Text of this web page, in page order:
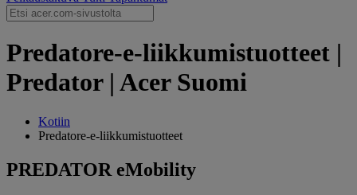
‌Predatore-e-liikkumistuotteet |
Predator | Acer Suomi
Kotiin
‌Predatore-e-liikkumistuotteet
PREDATOR eMobility